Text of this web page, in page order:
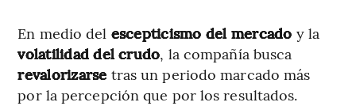
En medio del escepticismo del mercado y la
volatilidad del crudo, la compañía busca
revalorizarse tras un periodo marcado más
por la percepción que por los resultados.